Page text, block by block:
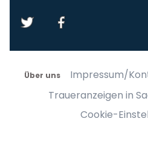
Über uns Impressum/
Traueranzeigen in
Cookie-